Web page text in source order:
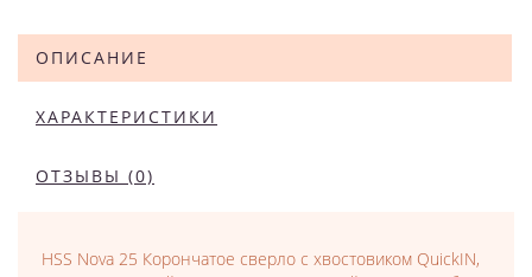
ОПИСАНИЕ
ХАРАКТЕРИСТИКИ
ОТЗЫВЫ (0)
HSS Nova 25 Корончатое сверло с хвостовиком QuickIN,